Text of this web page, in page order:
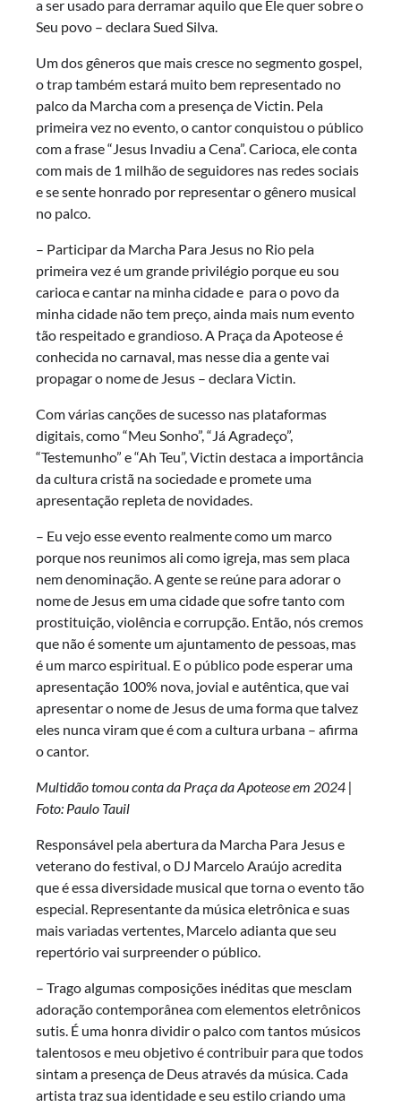
a ser usado para derramar aquilo que Ele quer sobre o
Seu povo – declara Sued Silva.
Um dos gêneros que mais cresce no segmento gospel,
o trap também estará muito bem representado no
palco da Marcha com a presença de Victin. Pela
primeira vez no evento, o cantor conquistou o público
com a frase “Jesus Invadiu a Cena”. Carioca, ele conta
com mais de 1 milhão de seguidores nas redes sociais
e se sente honrado por representar o gênero musical
no palco.
– Participar da Marcha Para Jesus no Rio pela
primeira vez é um grande privilégio porque eu sou
carioca e cantar na minha cidade e para o povo da
minha cidade não tem preço, ainda mais num evento
tão respeitado e grandioso. A Praça da Apoteose é
conhecida no carnaval, mas nesse dia a gente vai
propagar o nome de Jesus – declara Victin.
Com várias canções de sucesso nas plataformas
digitais, como “Meu Sonho”, “Já Agradeço”,
“Testemunho” e “Ah Teu”, Victin destaca a importância
da cultura cristã na sociedade e promete uma
apresentação repleta de novidades.
– Eu vejo esse evento realmente como um marco
porque nos reunimos ali como igreja, mas sem placa
nem denominação. A gente se reúne para adorar o
nome de Jesus em uma cidade que sofre tanto com
prostituição, violência e corrupção. Então, nós cremos
que não é somente um ajuntamento de pessoas, mas
é um marco espiritual. E o público pode esperar uma
apresentação 100% nova, jovial e autêntica, que vai
apresentar o nome de Jesus de uma forma que talvez
eles nunca viram que é com a cultura urbana – afirma
o cantor.
Multidão tomou conta da Praça da Apoteose em 2024 |
Foto: Paulo Tauil
Responsável pela abertura da Marcha Para Jesus e
veterano do festival, o DJ Marcelo Araújo acredita
que é essa diversidade musical que torna o evento tão
especial. Representante da música eletrônica e suas
mais variadas vertentes, Marcelo adianta que seu
repertório vai surpreender o público.
– Trago algumas composições inéditas que mesclam
adoração contemporânea com elementos eletrônicos
sutis. É uma honra dividir o palco com tantos músicos
talentosos e meu objetivo é contribuir para que todos
sintam a presença de Deus através da música. Cada
artista traz sua identidade e seu estilo criando uma